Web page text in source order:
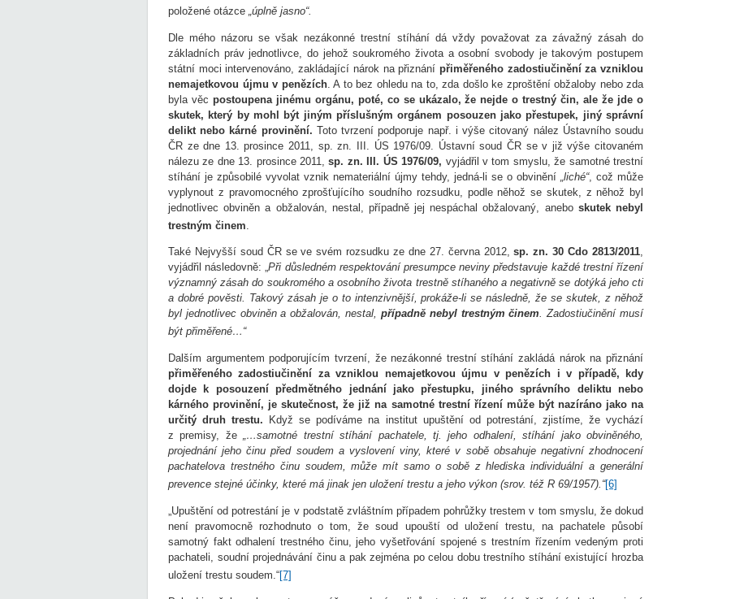
položené otázce „úplně jasno“.
Dle mého názoru se však nezákonné trestní stíhání dá vždy považovat za závažný zásah do
základních práv jednotlivce, do jehož soukromého života a osobní svobody je takovým postupem
státní moci intervenováno, zakládající nárok na přiznání přiměřeného zadostiučinění za vzniklou
nemajetkovou újmu v penězích. A to bez ohledu na to, zda došlo ke zproštění obžaloby nebo zda
byla věc postoupena jinému orgánu, poté, co se ukázalo, že nejde o trestný čin, ale že jde o
skutek, který by mohl být jiným příslušným orgánem posouzen jako přestupek, jiný správní
delikt nebo kárné provinění. Toto tvrzení podporuje např. i výše citovaný nález Ústavního soudu
ČR ze dne 13. prosince 2011, sp. zn. III. ÚS 1976/09. Ústavní soud ČR se v již výše citovaném
nálezu ze dne 13. prosince 2011,sp. zn. III. ÚS 1976/09, vyjádřil v tom smyslu, že samotné trestní
stíhání je způsobilé vyvolat vznik nemateriální újmy tehdy, jedná-li se o obvinění „liché“, což může
vyplynout z pravomocného zprošťujícího soudního rozsudku, podle něhož se skutek, z něhož byl
jednotlivec obviněn a obžalován, nestal, případně jej nespáchal obžalovaný, anebo skutek nebyl
trestným činem
Také Nejvyšší soud ČR se ve svém rozsudku ze dne 27. června 2012,sp. zn. 30 Cdo 2813/2011,
vyjádřil následovně: „Při důsledném respektování presumpce neviny představuje každé trestní řízení
významný zásah do soukromého a osobního života trestně stíhaného a negativně se dotýká jeho cti
a dobré pověsti. Takový zásah je o to intenzivnější, prokáže-li se následně, že se skutek, z něhož
byl jednotlivec obviněn a obžalován, nestal, případně nebyl trestným činem. Zadostiučinění musí
být přiměřené…“
Dalším argumentem podporujícím tvrzení, že nezákonné trestní stíhání zakládá nárok na přiznání
přiměřeného zadostiučinění za vzniklou nemajetkovou újmu v penězích i v případě, kdy
dojde k posouzení předmětného jednání jako přestupku, jiného správního deliktu nebo
kárného provinění, je skutečnost, že již na samotné trestní řízení může být nazíráno jako na
určitý druh trestu.
Když se podíváme na institut upuštění od potrestání, zjistíme, že vychází
z premisy, že„…samotné trestní stíhání pachatele, tj. jeho odhalení, stíhání jako obviněného,
projednání jeho činu před soudem a vyslovení viny, které v sobě obsahuje negativní zhodnocení
pachatelova trestného činu soudem, může mít samo o sobě z hlediska individuální a generální
prevence stejné účinky, které má jinak jen uložení trestu a jeho výkon (srov. též R 69/1957).“[6]
„Upuštění od potrestání je v podstatě zvláštním případem pohrůžky trestem v tom smyslu, že dokud
není pravomocně rozhodnuto o tom, že soud upouští od uložení trestu, na pachatele působí
samotný fakt odhalení trestného činu, jeho vyšetřování spojené s trestním řízením vedeným proti
pachateli, soudní projednávání činu a pak zejména po celou dobu trestního stíhání existující hrozba
uložení trestu soudem.“[7]